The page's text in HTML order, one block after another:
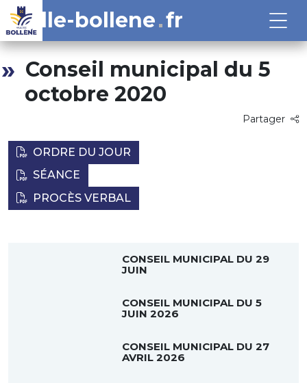
ville-bollene fr
Conseil municipal du 5
octobre 2020
Partager
ORDRE DU JOUR
SÉANCE
PROCÈS VERBAL
CONSEIL MUNICIPAL DU 29
JUIN
CONSEIL MUNICIPAL DU 5
JUIN 2026
CONSEIL MUNICIPAL DU 27
AVRIL 2026